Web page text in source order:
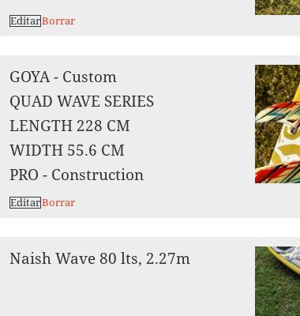
EditarBorrar
GOYA - Custom
QUAD WAVE SERIES
LENGTH 228 CM
WIDTH 55.6 CM
PRO - Construction
EditarBorrar
Naish Wave 80 lts, 2.27m